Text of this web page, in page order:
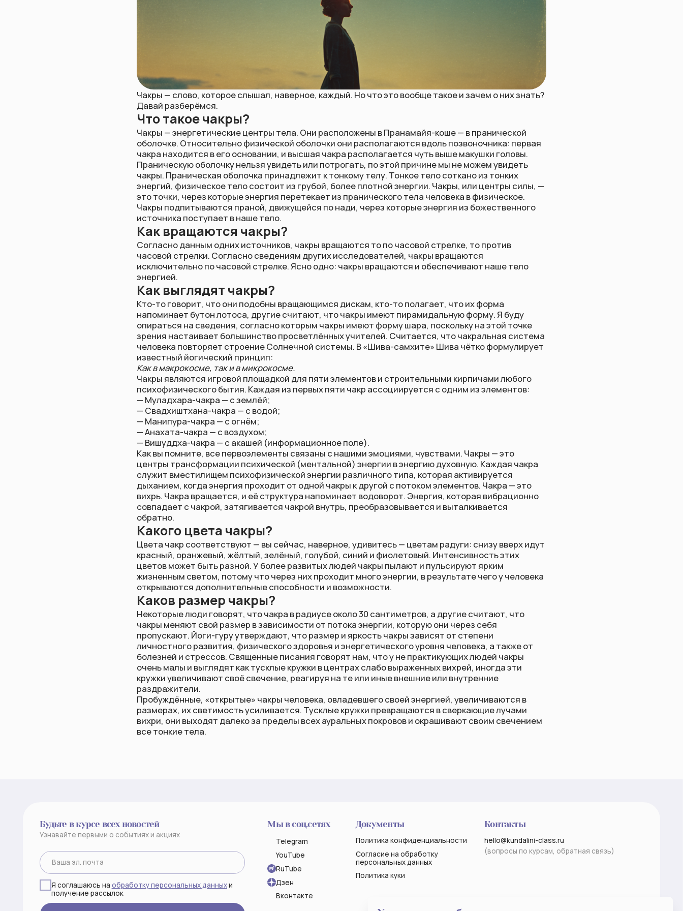
Чакры — слово, которое слышал, наверное, каждый. Но что это вообще такое и зачем о них знать?
Что такое чакры?
Чакры — энергетические центры тела. Они расположены в Пранамайя-коше — в пранической
оболочке. Относительно физической оболочки они располагаются вдоль позвоночника: первая
чакра находится в его основании, и высшая чакра располагается чуть выше макушки головы.
Праническую оболочку нельзя увидеть или потрогать, по этой причине мы не можем увидеть
чакры. Праническая оболочка принадлежит к тонкому телу. Тонкое тело соткано из тонких
энергий, физическое тело состоит из грубой, более плотной энергии. Чакры, или центры силы, —
это точки, через которые энергия перетекает из пранического тела человека в физическое.
Чакры подпитываются праной, движущейся по нади, через которые энергия из божественного
источника поступает в наше тело.
Как вращаются чакры?
Согласно данным одних источников, чакры вращаются то по часовой стрелке, то против
часовой стрелки. Согласно сведениям других исследователей, чакры вращаются
исключительно по часовой стрелке. Ясно одно: чакры вращаются и обеспечивают наше тело
энергией.
Как выглядят чакры?
Кто-то говорит, что они подобны вращающимся дискам, кто-то полагает, что их форма
напоминает бутон лотоса, другие считают, что чакры имеют пирамидальную форму. Я буду
опираться на сведения, согласно которым чакры имеют форму шара, поскольку на этой точке
зрения настаивает большинство просветлённых учителей. Считается, что чакральная система
человека повторяет строение Солнечной системы. В «Шива-самхите» Шива чётко формулирует
известный йогический принцип:
Как в макрокосме, так и в микрокосме.
Чакры являются игровой площадкой для пяти элементов и строительными кирпичами любого
психофизического бытия. Каждая из первых пяти чакр ассоциируется с одним из элементов:
— Муладхара-чакра — с землёй;
— Свадхиштхана-чакра — с водой;
— Манипура-чакра — с огнём;
— Анахата-чакра — с воздухом;
— Вишуддха-чакра — с акашей (информационное поле).
Как вы помните, все первоэлементы связаны с нашими эмоциями, чувствами. Чакры — это
центры трансформации психической (ментальной) энергии в энергию духовную. Каждая чакра
служит вместилищем психофизической энергии различного типа, которая активируется
дыханием, когда энергия проходит от одной чакры к другой с потоком элементов. Чакра — это
вихрь. Чакра вращается, и её структура напоминает водоворот. Энергия, которая вибрационно
совпадает с чакрой, затягивается чакрой внутрь, преобразовывается и выталкивается
обратно.
Какого цвета чакры?
Цвета чакр соответствуют — вы сейчас, наверное, удивитесь — цветам радуги: снизу вверх идут
красный, оранжевый, жёлтый, зелёный, голубой, синий и фиолетовый. Интенсивность этих
цветов может быть разной. У более развитых людей чакры пылают и пульсируют ярким
жизненным светом, потому что через них проходит много энергии, в результате чего у человека
открываются дополнительные способности и возможности.
Каков размер чакры?
Некоторые люди говорят, что чакра в радиусе около 30 сантиметров, а другие считают, что
чакры меняют свой размер в зависимости от потока энергии, которую они через себя
пропускают. Йоги-гуру утверждают, что размер и яркость чакры зависят от степени
личностного развития, физического здоровья и энергетического уровня человека, а также от
болезней и стрессов. Священные писания говорят нам, что у не практикующих людей чакры
очень малы и выглядят как тусклые кружки в центрах слабо выраженных вихрей, иногда эти
кружки увеличивают своё свечение, реагируя на те или иные внешние или внутренние
раздражители.
Пробуждённые, «открытые» чакры человека, овладевшего своей энергией, увеличиваются в
размерах, их светимость усиливается. Тусклые кружки превращаются в сверкающие лучами
вихри, они выходят далеко за пределы всех ауральных покровов и окрашивают своим свечением
все тонкие тела.
Будьте в курсе всех новостей
Узнавайте первыми о событиях и акциях
Мы в соц.сетях
Telegram
Контакты
©2026 все права защищены ИП КСЕНОФОНТОВА МАРИНА ЕВГЕНЬЕВНА ОГРНИП 319631300101827
ИНН 632200860531
Документы
Разработка сайта
hello@kundalini-class.ru
Политика конфиденциальности